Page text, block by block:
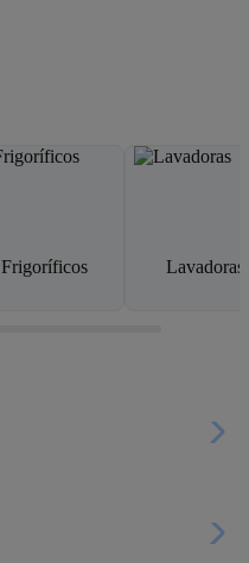
Frigoríficos Lavadoras